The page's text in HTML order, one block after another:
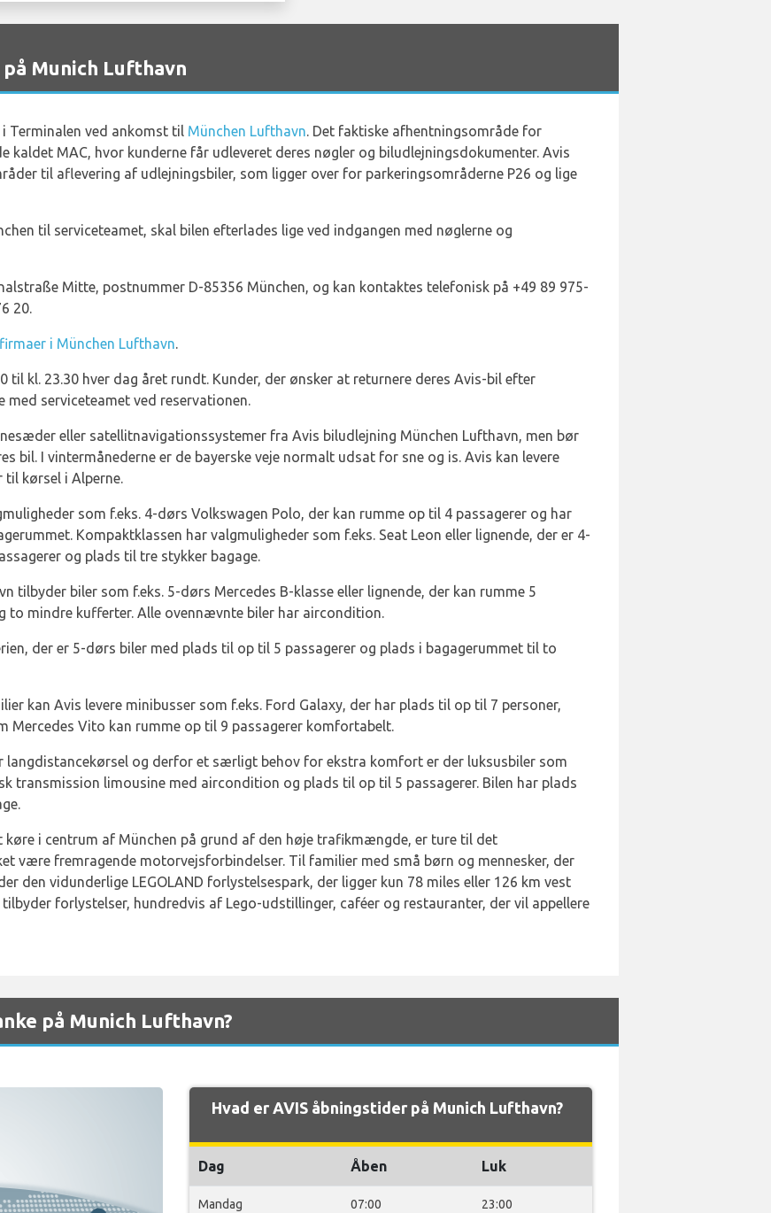
Munich Lufthavn
Terminalen ved ankomst til München Lufthavn. Det faktiske afhentningsområde for
kaldet MAC, hvor kunderne får udleveret deres nøgler og biludlejningsdokumenter. Avis
til aflevering af udlejningsbiler, som ligger over for parkeringsområderne P26 og lige
til serviceteamet, skal bilen efterlades lige ved indgangen med nøglerne og
Mitte, postnummer D-85356 München, og kan kontaktes telefonisk på +49 89 975-
20.
i München Lufthavn.
til kl. 23.30 hver dag året rundt. Kunder, der ønsker at returnere deres Avis-bil efter
serviceteamet ved reservationen.
eller satellitnavigationssystemer fra Avis biludlejning München Lufthavn, men bør
bil. I vintermånederne er de bayerske veje normalt udsat for sne og is. Avis kan levere
kørsel i Alperne.
som f.eks. 4-dørs Volkswagen Polo, der kan rumme op til 4 passagerer og har
Kompaktklassen har valgmuligheder som f.eks. Seat Leon eller lignende, der er 4-
og plads til tre stykker bagage.
tilbyder biler som f.eks. 5-dørs Mercedes B-klasse eller lignende, der kan rumme 5
to mindre kufferter. Alle ovennævnte biler har aircondition.
der er 5-dørs biler med plads til op til 5 passagerer og plads i bagagerummet til to
kan Avis levere minibusser som f.eks. Ford Galaxy, der har plads til op til 7 personer,
Mercedes Vito kan rumme op til 9 passagerer komfortabelt.
langdistancekørsel og derfor et særligt behov for ekstra komfort er der luksusbiler som
transmission limousine med aircondition og plads til op til 5 passagerer. Bilen har plads
i centrum af München på grund af den høje trafikmængde, er ture til det
være fremragende motorvejsforbindelser. Til familier med små børn og mennesker, der
den vidunderlige LEGOLAND forlystelsespark, der ligger kun 78 miles eller 126 km vest
forlystelser, hundredvis af Lego-udstillinger, caféer og restauranter, der vil appellere
på Munich Lufthavn?
Hvad er AVIS åbningstider på Munich Lufthavn?
Dag Åben Luk
Mandag 07:00 23:00